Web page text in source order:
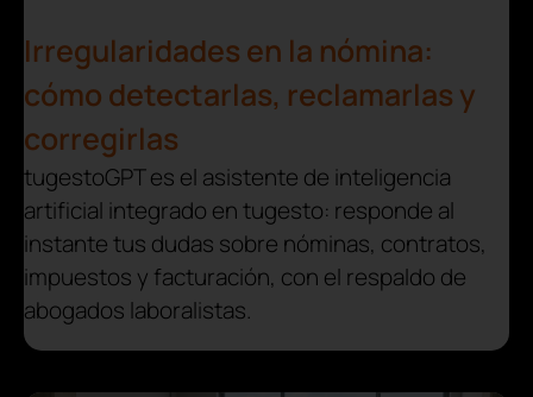
Irregularidades en la nómina:
cómo detectarlas, reclamarlas y
corregirlas
tugestoGPT es el asistente de inteligencia
artificial integrado en tugesto: responde al
instante tus dudas sobre nóminas, contratos,
impuestos y facturación, con el respaldo de
abogados laboralistas.